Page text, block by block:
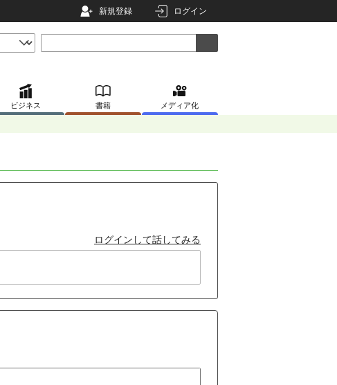
新規登録 ログイン
ビジネス 書籍 メディア化
ログインして話してみる